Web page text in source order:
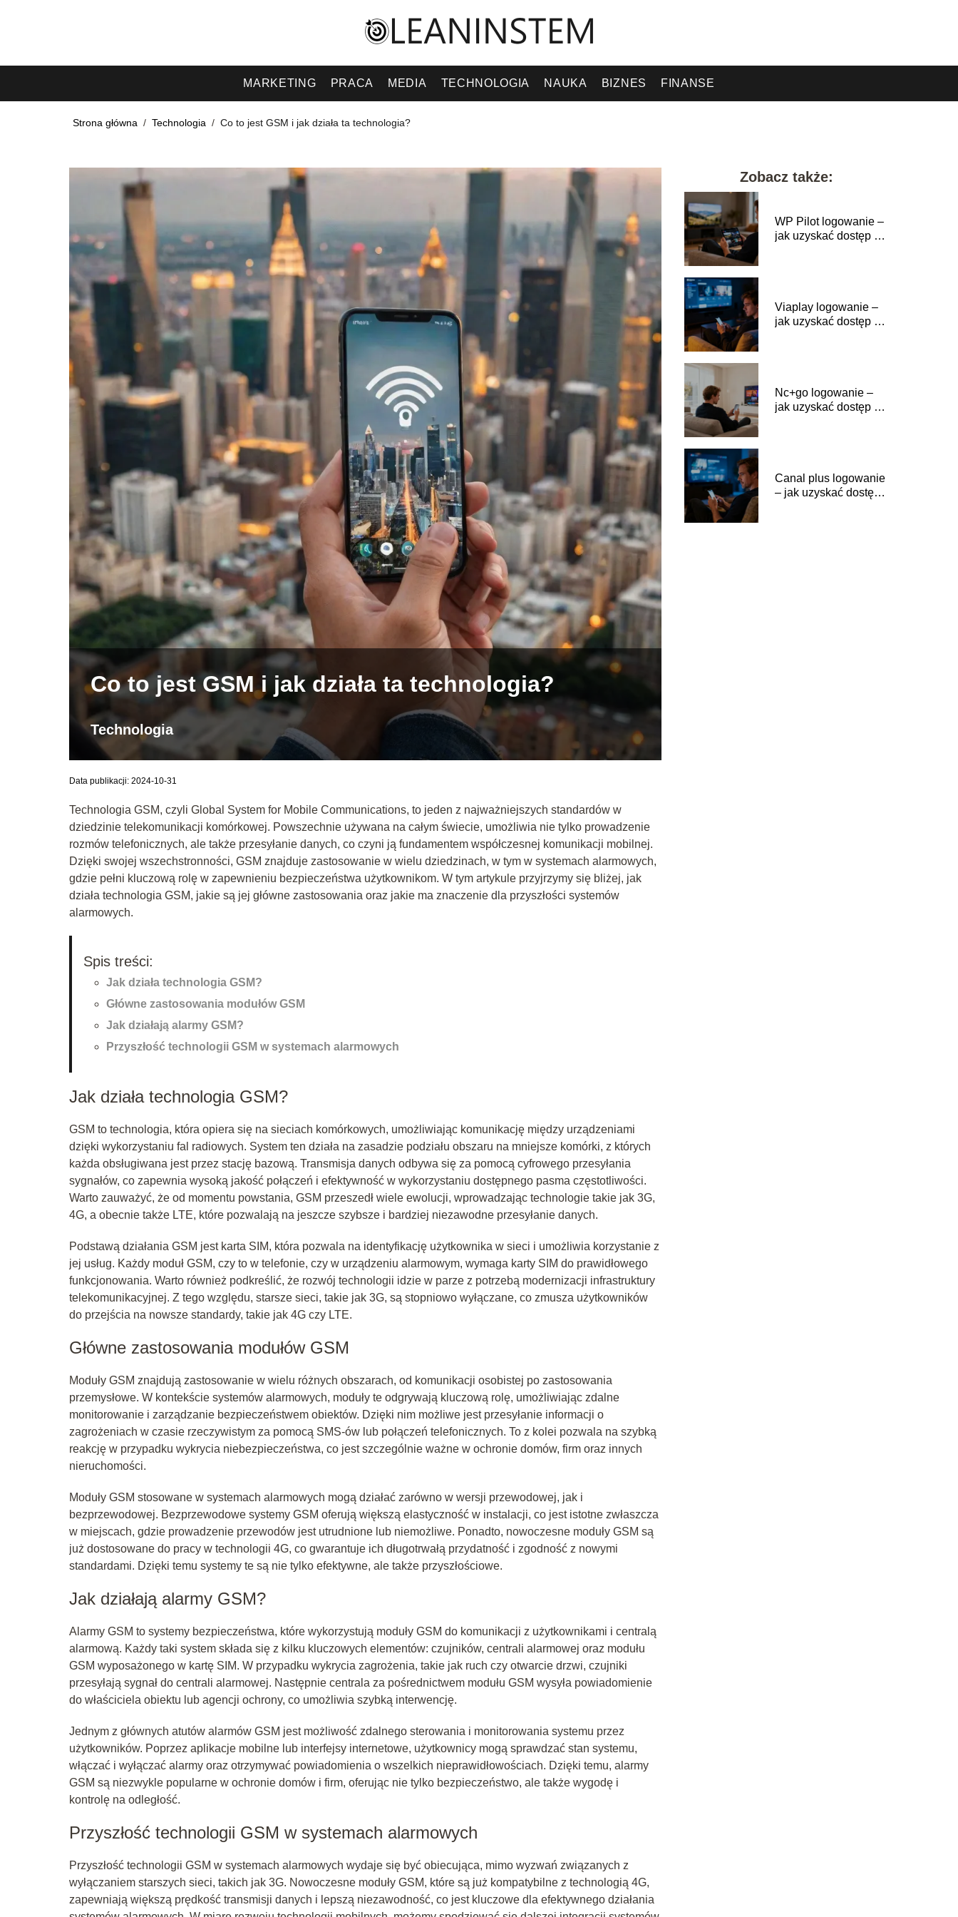
MARKETING PRACA MEDIA TECHNOLOGIA NAUKA BIZNES FINANSE
Strona główna / Technologia / Co to jest GSM i jak działa ta technologia?
Co to jest GSM i jak działa ta technologia?
Technologia
Data publikacji: 2024-10-31
Technologia GSM, czyli Global System for Mobile Communications, to jeden z najważniejszych standardów w
dziedzinie telekomunikacji komórkowej. Powszechnie używana na całym świecie, umożliwia nie tylko prowadzenie
rozmów telefonicznych, ale także przesyłanie danych, co czyni ją fundamentem współczesnej komunikacji mobilnej.
Dzięki swojej wszechstronności, GSM znajduje zastosowanie w wielu dziedzinach, w tym w systemach alarmowych,
gdzie pełni kluczową rolę w zapewnieniu bezpieczeństwa użytkownikom. W tym artykule przyjrzymy się bliżej, jak
działa technologia GSM, jakie są jej główne zastosowania oraz jakie ma znaczenie dla przyszłości systemów
alarmowych.
Spis treści:
Jak działa technologia GSM?
Główne zastosowania modułów GSM
Jak działają alarmy GSM?
Przyszłość technologii GSM w systemach alarmowych
Jak działa technologia GSM?
GSM to technologia, która opiera się na sieciach komórkowych, umożliwiając komunikację między urządzeniami
dzięki wykorzystaniu fal radiowych. System ten działa na zasadzie podziału obszaru na mniejsze komórki, z których
każda obsługiwana jest przez stację bazową. Transmisja danych odbywa się za pomocą cyfrowego przesyłania
sygnałów, co zapewnia wysoką jakość połączeń i efektywność w wykorzystaniu dostępnego pasma częstotliwości.
Warto zauważyć, że od momentu powstania, GSM przeszedł wiele ewolucji, wprowadzając technologie takie jak 3G,
4G, a obecnie także LTE, które pozwalają na jeszcze szybsze i bardziej niezawodne przesyłanie danych.
Podstawą działania GSM jest karta SIM, która pozwala na identyfikację użytkownika w sieci i umożliwia korzystanie z
jej usług. Każdy moduł GSM, czy to w telefonie, czy w urządzeniu alarmowym, wymaga karty SIM do prawidłowego
funkcjonowania. Warto również podkreślić, że rozwój technologii idzie w parze z potrzebą modernizacji infrastruktury
telekomunikacyjnej. Z tego względu, starsze sieci, takie jak 3G, są stopniowo wyłączane, co zmusza użytkowników
do przejścia na nowsze standardy, takie jak 4G czy LTE.
Główne zastosowania modułów GSM
Moduły GSM znajdują zastosowanie w wielu różnych obszarach, od komunikacji osobistej po zastosowania
przemysłowe. W kontekście systemów alarmowych, moduły te odgrywają kluczową rolę, umożliwiając zdalne
monitorowanie i zarządzanie bezpieczeństwem obiektów. Dzięki nim możliwe jest przesyłanie informacji o
zagrożeniach w czasie rzeczywistym za pomocą SMS-ów lub połączeń telefonicznych. To z kolei pozwala na szybką
reakcję w przypadku wykrycia niebezpieczeństwa, co jest szczególnie ważne w ochronie domów, firm oraz innych
nieruchomości.
Moduły GSM stosowane w systemach alarmowych mogą działać zarówno w wersji przewodowej, jak i
bezprzewodowej. Bezprzewodowe systemy GSM oferują większą elastyczność w instalacji, co jest istotne zwłaszcza
w miejscach, gdzie prowadzenie przewodów jest utrudnione lub niemożliwe. Ponadto, nowoczesne moduły GSM są
już dostosowane do pracy w technologii 4G, co gwarantuje ich długotrwałą przydatność i zgodność z nowymi
standardami. Dzięki temu systemy te są nie tylko efektywne, ale także przyszłościowe.
Jak działają alarmy GSM?
Alarmy GSM to systemy bezpieczeństwa, które wykorzystują moduły GSM do komunikacji z użytkownikami i centralą
alarmową. Każdy taki system składa się z kilku kluczowych elementów: czujników, centrali alarmowej oraz modułu
GSM wyposażonego w kartę SIM. W przypadku wykrycia zagrożenia, takie jak ruch czy otwarcie drzwi, czujniki
przesyłają sygnał do centrali alarmowej. Następnie centrala za pośrednictwem modułu GSM wysyła powiadomienie
do właściciela obiektu lub agencji ochrony, co umożliwia szybką interwencję.
Jednym z głównych atutów alarmów GSM jest możliwość zdalnego sterowania i monitorowania systemu przez
użytkowników. Poprzez aplikacje mobilne lub interfejsy internetowe, użytkownicy mogą sprawdzać stan systemu,
włączać i wyłączać alarmy oraz otrzymywać powiadomienia o wszelkich nieprawidłowościach. Dzięki temu, alarmy
GSM są niezwykle popularne w ochronie domów i firm, oferując nie tylko bezpieczeństwo, ale także wygodę i
kontrolę na odległość.
Przyszłość technologii GSM w systemach alarmowych
Przyszłość technologii GSM w systemach alarmowych wydaje się być obiecująca, mimo wyzwań związanych z
wyłączaniem starszych sieci, takich jak 3G. Nowoczesne moduły GSM, które są już kompatybilne z technologią 4G,
zapewniają większą prędkość transmisji danych i lepszą niezawodność, co jest kluczowe dla efektywnego działania
Zobacz także:
WP Pilot logowanie –
jak uzyskać dostęp do
Viaplay logowanie –
jak uzyskać dostęp do
Nc+go logowanie –
jak uzyskać dostęp do
Canal plus logowanie
– jak uzyskać dostęp